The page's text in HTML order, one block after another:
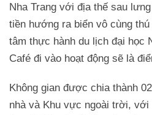
Nha Trang với địa thế sau
tiền hướng ra biển vô cùng
tâm thực hành du lịch đại học
Café đi vào hoạt động sẽ là
Không gian được chia thành
nhà và Khu vực ngoài trời,